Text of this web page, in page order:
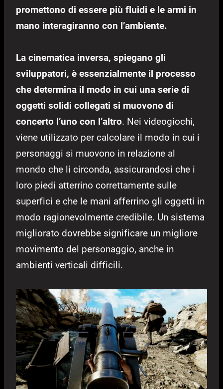
promettono di essere più fluidi e le armi in
mano interagiranno con l’ambiente.
La cinematica inversa, spiegano gli
sviluppatori, è essenzialmente il processo
che determina il modo in cui una serie di
oggetti solidi collegati si muovono di
concerto l’uno con l’altro. Nei videogiochi,
viene utilizzato per calcolare il modo in cui i
personaggi si muovono in relazione al
mondo che li circonda, assicurandosi che i
loro piedi atterrino correttamente sulle
superfici e che le mani afferrino gli oggetti in
modo ragionevolmente credibile. Un sistema
migliorato dovrebbe significare un migliore
movimento del personaggio, anche in
ambienti verticali difficili.